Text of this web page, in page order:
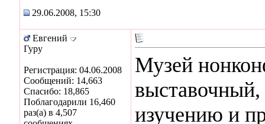
29.06.2008, 15:30
Евгений
Гуру
Регистрация: 04.06.2008
Сообщений: 14,663
Спасибо: 18,865
Поблагодарили 16,460
раз(а) в 4,507
Музей
изучению и